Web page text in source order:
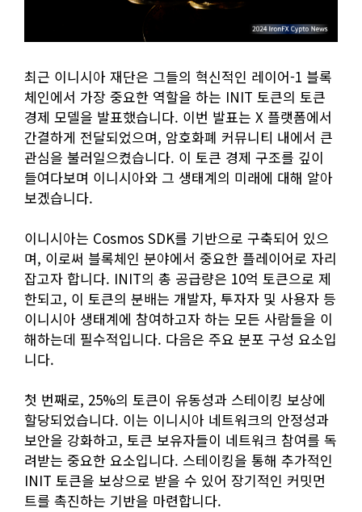
최근 이니시아 재단은 그들의 혁신적인 레이어-1 블록
체인에서 가장 중요한 역할을 하는 INIT 토큰의 토큰
경제 모델을 발표했습니다. 이번 발표는 X 플랫폼에서
간결하게 전달되었으며, 암호화폐 커뮤니티 내에서 큰
관심을 불러일으켰습니다. 이 토큰 경제 구조를 깊이
들여다보며 이니시아와 그 생태계의 미래에 대해 알아
보겠습니다.
이니시아는 Cosmos SDK를 기반으로 구축되어 있으
며, 이로써 블록체인 분야에서 중요한 플레이어로 자리
잡고자 합니다. INIT의 총 공급량은 10억 토큰으로 제
한되고, 이 토큰의 분배는 개발자, 투자자 및 사용자 등
이니시아 생태계에 참여하고자 하는 모든 사람들을 이
해하는데 필수적입니다. 다음은 주요 분포 구성 요소입
니다.
첫 번째로, 25%의 토큰이 유동성과 스테이킹 보상에
할당되었습니다. 이는 이니시아 네트워크의 안정성과
보안을 강화하고, 토큰 보유자들이 네트워크 참여를 독
려받는 중요한 요소입니다. 스테이킹을 통해 추가적인
INIT 토큰을 보상으로 받을 수 있어 장기적인 커밋먼
트를 촉진하는 기반을 마련합니다.